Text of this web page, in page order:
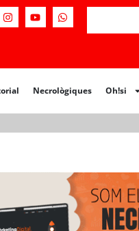
Necrològiques Oh!si
Necrològiques